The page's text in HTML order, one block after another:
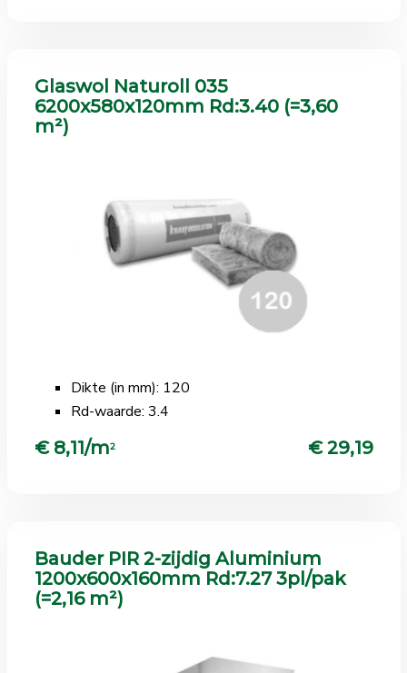
Glaswol Naturoll 035
6200x580x120mm Rd:3.40 (=3,60
m²)
Dikte (in mm): 120
Rd-waarde: 3.4
€ 8,11/m2 € 29,19
Bauder PIR 2-zijdig Aluminium
1200x600x160mm Rd:7.27 3pl/pak
(=2,16 m²)